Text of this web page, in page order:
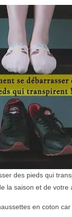
des pieds qui
la saison et de votre
en coton